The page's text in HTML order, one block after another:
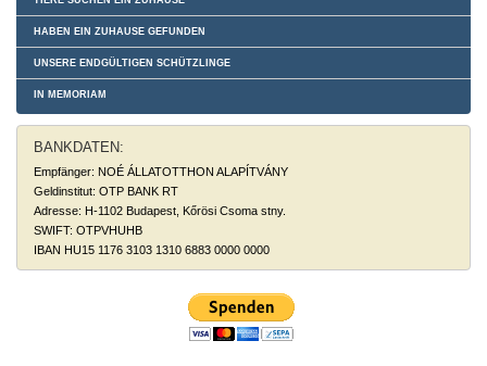
HABEN EIN ZUHAUSE GEFUNDEN
UNSERE ENDGÜLTIGEN SCHÜTZLINGE
IN MEMORIAM
BANKDATEN:
Empfänger: NOÉ ÁLLATOTTHON ALAPÍTVÁNY
Geldinstitut: OTP BANK RT
Adresse: H-1102 Budapest, Kőrösi Csoma stny.
SWIFT: OTPVHUHB
IBAN HU15 1176 3103 1310 6883 0000 0000